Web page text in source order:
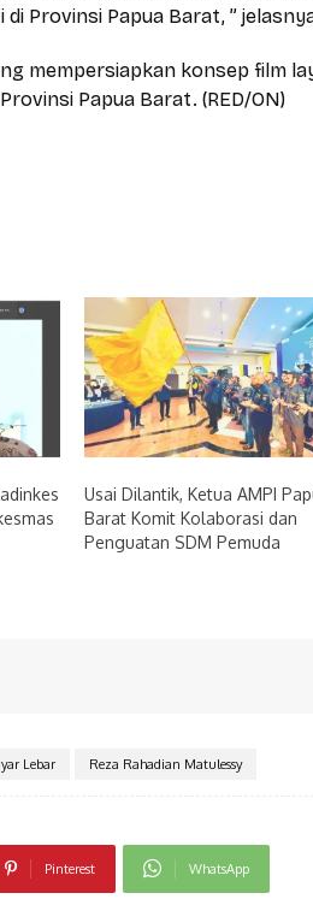
Provinsi Papua Barat, ”
mempersiapkan konsep film
Papua Barat. (RED/ON)
Usai Dilantik, Ketua AMPI
Barat Komit Kolaborasi dan
Penguatan SDM Pemuda
Lebar Reza Rahadian Matulessy
Pinterest WhatsApp